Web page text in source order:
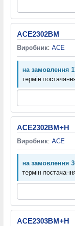
ACE2302BM
Виробник: ACE
на замовлення
термін
ACE2302BM+H
Виробник: ACE
на замовлення
термін
ACE2303BM+H